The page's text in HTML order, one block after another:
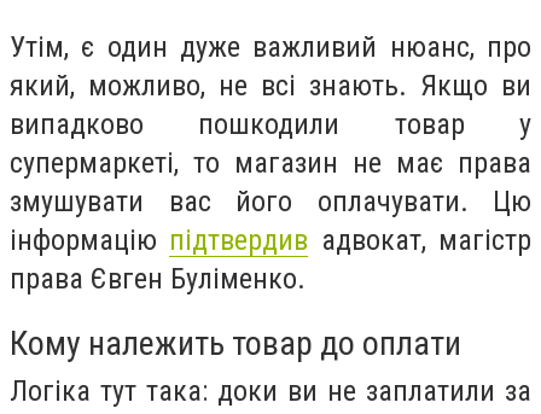
Утім, є один дуже важливий нюанс, про
який, можливо, не всі знають. Якщо ви
випадково пошкодили товар у
супермаркеті, то магазин не має права
змушувати вас його оплачувати. Цю
інформацію підтвердив адвокат, магістр
права Євген Буліменко.
Кому належить товар до оплати
Логіка тут така: доки ви не заплатили за